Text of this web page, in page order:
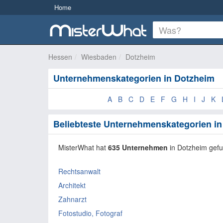
Home
Hessen Wiesbaden Dotzheim
Unternehmenskategorien in Dotzheim
A B C D E F G H I J K
Beliebteste Unternehmenskategorien
MisterWhat hat 635 Unternehmen in Dotzheim
Rechtsanwalt
Architekt
Zahnarzt
Fotostudio, Fotograf